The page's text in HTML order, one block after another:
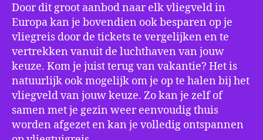
Door dit groot aanbod naar elk vliegveld in
Europa kan je bovendien ook besparen op je
vliegreis door de tickets te vergelijken en te
vertrekken vanuit de luchthaven van jouw
keuze. Kom je juist terug van vakantie? Het is
natuurlijk ook mogelijk om je op te halen bij het
vliegveld van jouw keuze. Zo kan je zelf of
samen met je gezin weer eenvoudig thuis
worden afgezet en kan je volledig ontspannen